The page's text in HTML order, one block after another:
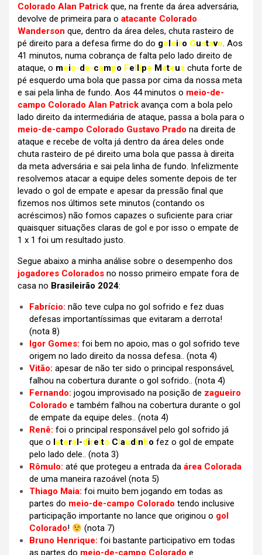
Colorado Alan Patrick que, na frente da área adversária,
devolve de primeira para o atacante Colorado
Wanderson que, dentro da área deles, chuta rasteiro de
pé direito para a defesa firme do do goleiro Gustavo. Aos
41 minutos, numa cobrança de falta pelo lado direito de
ataque, o meio-de-campo Fellipe Mateus chuta forte de
pé esquerdo uma bola que passa por cima da nossa meta
e sai pela linha de fundo. Aos 44 minutos o meio-de-
campo Colorado Alan Patrick avança com a bola pelo
lado direito da intermediária de ataque, passa a bola para o
meio-de-campo Colorado Gustavo Prado na direita de
ataque e recebe de volta já dentro da área deles onde
chuta rasteiro de pé direito uma bola que passa à direita
da meta adversária e sai pela linha de fundo. Infelizmente
resolvemos atacar a equipe deles somente depois de ter
levado o gol de empate e apesar da pressão final que
fizemos nos últimos sete minutos (contando os
acréscimos) não fomos capazes o suficiente para criar
quaisquer situações claras de gol e por isso o empate de
1 x 1 foi um resultado justo.
Segue abaixo a minha análise sobre o desempenho dos
jogadores Colorados no nosso primeiro empate fora de
casa no Brasileirão 2024:
Fabrício: não teve culpa no gol sofrido e fez duas
defesas importantíssimas que evitaram a derrota!
(nota 8)
Igor Gomes: foi bem no apoio, mas o gol sofrido teve
origem no lado direito da nossa defesa.. (nota 4)
Vitão: apesar de não ter sido o principal responsável,
falhou na cobertura durante o gol sofrido.. (nota 4)
Fernando: jogou improvisado na posição de zagueiro
Colorado e também falhou na cobertura durante o gol
de empate da equipe deles.. (nota 4)
Renê: foi o principal responsável pelo gol sofrido já
que o lateral-direito Claudinho fez o gol de empate
pelo lado dele.. (nota 3)
Rômulo: até que protegeu a entrada da área Colorada
de uma maneira razoável (nota 5)
Thiago Maia: foi muito bem jogando em todas as
partes do meio-de-campo Colorado tendo inclusive
participação importante no lance que originou o gol
Colorado!
(nota 7)
Bruno Henrique: foi bastante participativo em todas
as partes do meio-de-campo Colorado e